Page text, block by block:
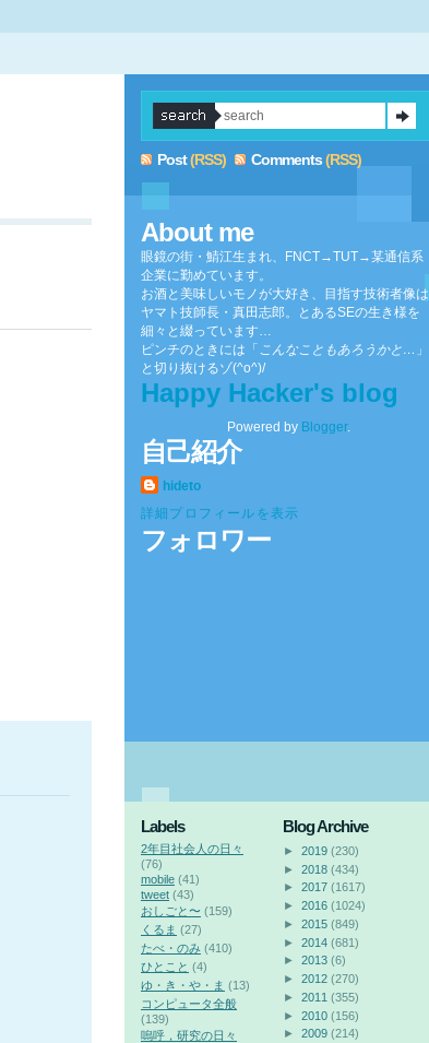
Post(RSS) Comments(RSS)
About me
眼鏡の街・鯖江生まれ、FNCT→TUT→某通信系
企業に勤めています。
お酒と美味しいモノが大好き、目指す技術者像は
ヤマト技師長・真田志郎。とあるSEの生き様を
細々と綴っています…
ピンチのときには「 こんなこともあろうかと… 」
と切り抜けるゾ(^o^)/
Happy Hacker's blog
Powered by Blogger.
自己紹介
hideto
詳細プロフィールを表示
フォロワー
Labels
2年目社会人の日々
(76)
mobile (41)
tweet (43)
おしごと〜 (159)
くるま (27)
たべ・のみ (410)
ひとこと (4)
ゆ・き・や・ま (13)
コンピュータ全般
(139)
嗚呼，研究の日々
Blog Archive
► 2019 (230)
► 2018 (434)
► 2017 (1617)
► 2016 (1024)
► 2015 (849)
► 2014 (681)
► 2013 (6)
► 2012 (270)
► 2011 (355)
► 2010 (156)
► 2009 (214)